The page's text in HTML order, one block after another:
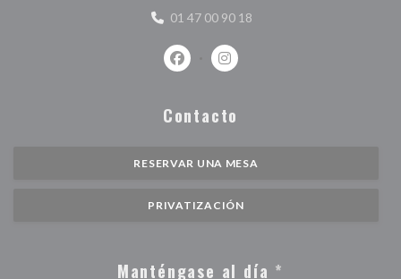
01 47 00 90 18
Facebook ((abre en una nueva
Instagram ((abre en una
Contacto
RESERVAR UNA MESA
PRIVATIZACIÓN
Manténgase al día *